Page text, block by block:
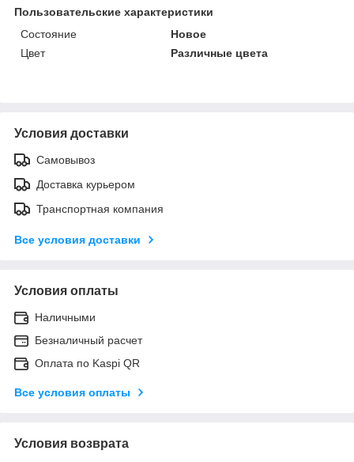
Пользовательские характеристики
Состояние
Новое
Цвет
Различные цвета
Условия доставки
Самовывоз
Доставка курьером
Транспортная компания
Все условия доставки
Условия оплаты
Наличными
Безналичный расчет
Оплата по Kaspi QR
Все условия оплаты
Условия возврата